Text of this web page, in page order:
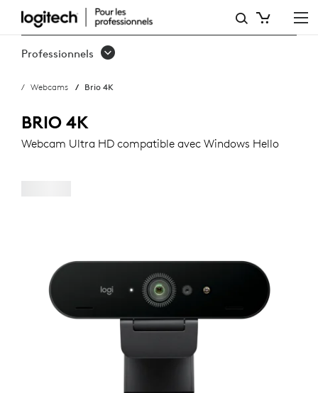
WEBCAM
LOGITECH
Professionnels
Webcams Brio 4K
BRIO 4K
Webcam Ultra HD compatible avec Windows Hello